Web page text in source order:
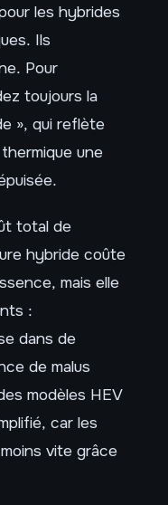
les hybrides
Ils
Pour
toujours la
», qui reflète
une
total de
hybride coûte
mais elle
:
dans de
de malus
modèles HEV
car les
vite grâce